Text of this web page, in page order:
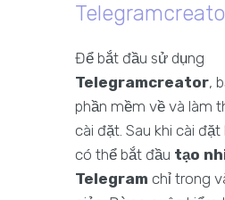
Để bắt đầu sử dụng
Telegramcreator,
phần mềm về và làm
cài đặt. Sau khi cài
có thể bắt đầu tạo
Telegram chỉ trong